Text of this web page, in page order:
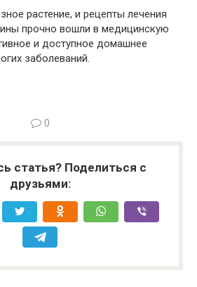
растение, и рецепты лечения
прочно вошли в медицинскую
и доступное домашнее
заболеваний.
0
статья? Поделиться с
друзьями: